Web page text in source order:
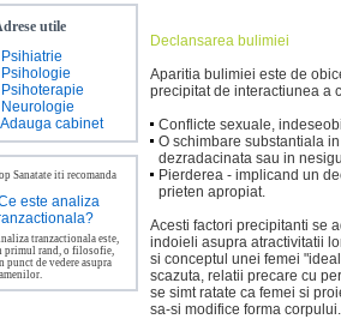
utile
Psihiatrie
Psihologie
Psihoterapie
Neurologie
Adauga cabinet
Sanatate iti recomanda
este analiza
tranzactionala este,
primul rand, o filosofie,
punct de vedere asupra
Declansarea bulimiei
Aparitia bulimiei este de
precipitat de interactiunea a
Conflicte sexuale,
O schimbare substantiala
dezradacinata sau in
Pierderea - implicand un
prieten apropiat.
Acesti factori precipitanti se
indoieli asupra atractivitatii
si conceptul unei femei
scazuta, relatii precare cu
se simt ratate ca femei si
sa-si modifice forma corpului.